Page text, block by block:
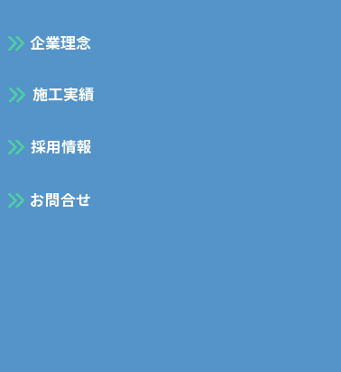
企業理念
施工実績
採用情報
お問合せ